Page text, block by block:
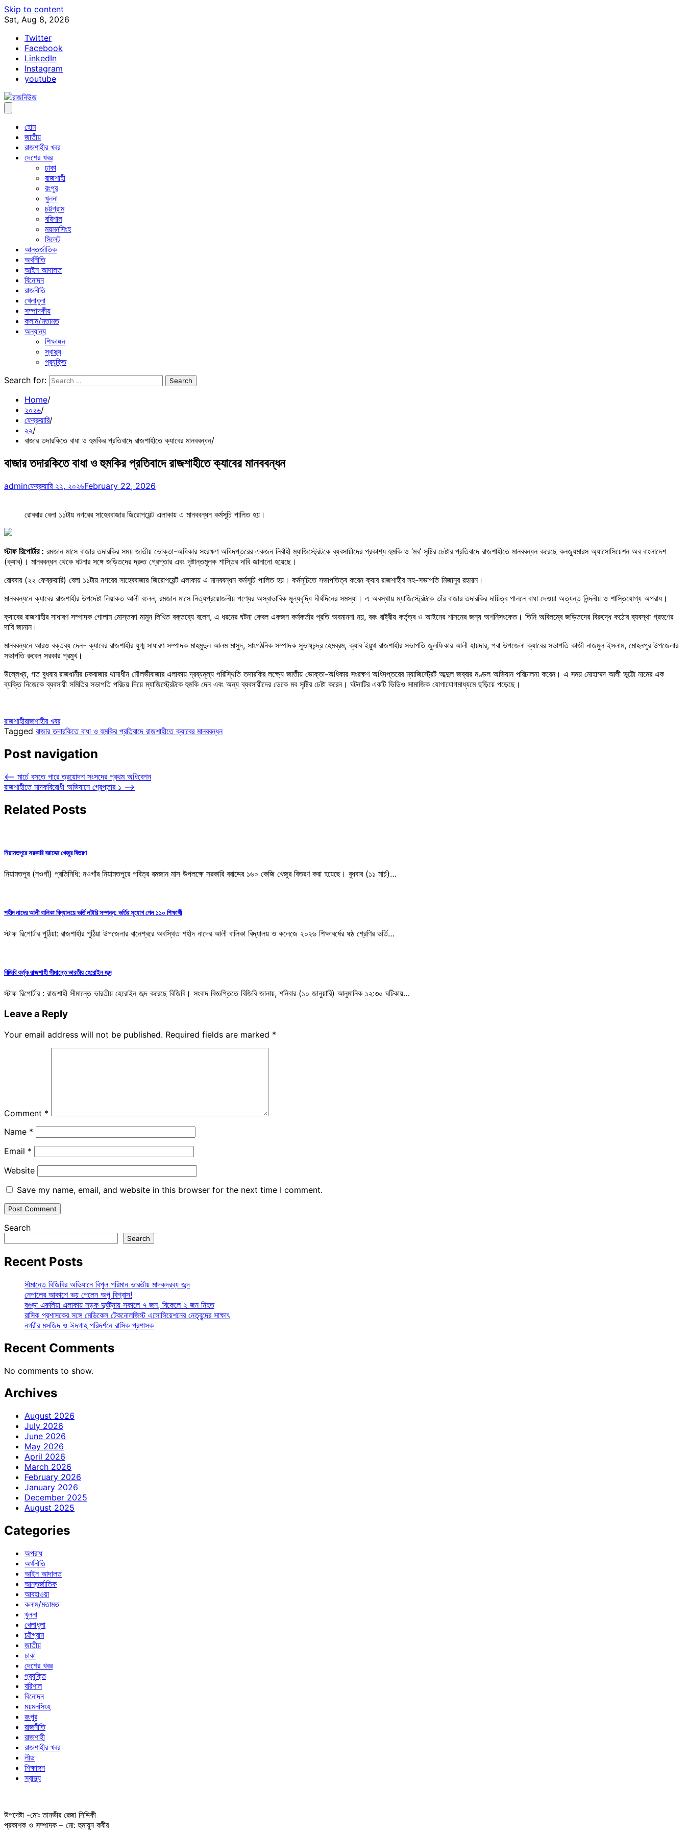
Skip to content
Sat, Aug 8, 2026
Twitter
Facebook
LinkedIn
Instagram
youtube
হোম
জাতীয়
রাজশাহীর খবর
দেশের খবর
ঢাকা
রাজশাহী
রংপুর
খুলনা
চট্টগ্রাম
বরিশাল
ময়মনসিংহ
সিলেট
আন্তর্জাতিক
অর্থনীতি
আইন আদালত
বিনোদন
রাজনীতি
খেলাধুলা
সম্পাদকীয়
কলাম/মতামত
অন্যান্য
শিক্ষাঙ্গন
স্বাস্থ্য
প্রযুক্তি
Search for:
Home
২০২৬
ফেব্রুয়ারি
২২
বাজার তদারকিতে বাধা ও হুমকির প্রতিবাদে রাজশাহীতে ক্যাবের মানববন্ধন
বাজার তদারকিতে বাধা ও হুমকির প্রতিবাদে রাজশাহীতে ক্যাবের মানববন্ধন
adminফেব্রুয়ারি ২২, ২০২৬February 22, 2026
রোববার বেলা ১১টায় নগরের সাহেববাজার জিরোপয়েন্ট এলাকায় এ মানববন্ধন কর্মসূচি পালিত হয়।
স্টাফ রিপোর্টার : রমজান মাসে বাজার তদারকির সময় জাতীয় ভোক্তা-অধিকার সংরক্ষণ অধিদপ্তরের একজন নির্বাহী ম্যাজিস্ট্রেটকে ব্যবসায়ীদের প্রকাশ্য হুমকি ও ‘মব’ সৃষ্টির চেষ্টার প্রতিবাদে রাজশাহীতে মানববন্ধন করেছে কনজ্যুমারস অ্যাসোসিয়েশন অব বাংলাদেশ
(ক্যাব)। মানববন্ধন থেকে ঘটনার সঙ্গে জড়িতদের দ্রুত গ্রেপ্তার এবং দৃষ্টান্তমূলক শাস্তির দাবি জানানো হয়েছে।
রোববার (২২ ফেব্রুয়ারি) বেলা ১১টায় নগরের সাহেববাজার জিরোপয়েন্ট এলাকায় এ মানববন্ধন কর্মসূচি পালিত হয়। কর্মসূচিতে সভাপতিত্ব করেন ক্যাব রাজশাহীর সহ-সভাপতি মিজানুর রহমান।
মানববন্ধনে ক্যাবের রাজশাহীর উপদেষ্টা লিয়াকত আলী বলেন, রমজান মাসে নিত্যপ্রয়োজনীয় পণ্যের অস্বাভাবিক মূল্যবৃদ্ধি দীর্ঘদিনের সমস্যা। এ অবস্থায় ম্যাজিস্ট্রেটকে তাঁর বাজার তদারকির দায়িত্ব পালনে বাধা দেওয়া অত্যন্ত নিন্দনীয় ও শাস্তিযোগ্য অপরাধ।
ক্যাবের রাজশাহীর সাধারণ সম্পাদক গোলাম মোস্তফা মামুন লিখিত বক্তব্যে বলেন, এ ধরনের ঘটনা কেবল একজন কর্মকর্তার প্রতি অবমাননা নয়, বরং রাষ্ট্রীয় কর্তৃত্ব ও আইনের শাসনের জন্য অশনিসংকেত। তিনি অবিলম্বে জড়িতদের বিরুদ্ধে কঠোর ব্যবস্থা গ্রহণের
দাবি জানান।
মানববন্ধনে আরও বক্তব্য দেন- ক্যাবের রাজশাহীর যুগ্ম সাধারণ সম্পাদক মাহমুদুল আলম মাসুদ, সাংগঠনিক সম্পাদক সুভাষচন্দ্র হেমব্রম, ক্যাব ইয়ুথ রাজশাহীর সভাপতি জুলফিকার আলী হায়দার, পবা উপজেলা ক্যাবের সভাপতি কাজী নাজমুল ইসলাম, মোহনপুর উপজেলার
সভাপতি রুবেল সরকার প্রমুখ।
উল্লেখ্য, গত বুধবার রাজধানীর চকবাজার থানাধীন মৌলভীবাজার এলাকায় দ্রব্যমূল্য পরিস্থিতি তদারকির লক্ষ্যে জাতীয় ভোক্তা-অধিকার সংরক্ষণ অধিদপ্তরের ম্যাজিস্ট্রেট আব্দুল জব্বার মণ্ডল অভিযান পরিচালনা করেন। এ সময় মোহাম্মদ আলী ভূট্টো নামের এক
ব্যক্তি নিজেকে ব্যবসায়ী সমিতির সভাপতি পরিচয় দিয়ে ম্যাজিস্ট্রেটকে হুমকি দেন এবং অন্য ব্যবসায়ীদের ডেকে মব সৃষ্টির চেষ্টা করেন। ঘটনাটির একটি ভিডিও সামাজিক যোগাযোগমাধ্যমে ছড়িয়ে পড়েছে।
রাজশাহীরাজশাহীর খবর
Tagged বাজার তদারকিতে বাধা ও হুমকির প্রতিবাদে রাজশাহীতে ক্যাবের মানববন্ধন
Post navigation
⟵ মার্চে বসতে পারে ত্রয়োদশ সংসদের প্রথম অধিবেশন
রাজশাহীতে মাদকবিরোধী অভিযানে গ্রেপ্তার ১ ⟶
Related Posts
নিয়ামতপুরে সরকারি বরাদ্দের খেজুর বিতরণ
নিয়ামতপুর (নওগাঁ) প্রতিনিধি: নওগাঁর নিয়ামতপুরে পবিত্র রমজান মাস উপলক্ষে সরকারি বরাদ্দের ১৬০ কেজি খেজুর বিতরণ করা হয়েছে। বুধবার (১১ মার্চ)…
শহীদ নাদের আলী বালিকা বিদ্যালয়ে ভর্তি লটারি সম্পন্ন: ভর্তির সুযোগ পেল ১১০ শিক্ষার্থী
স্টাফ রিপোর্টার পুঠিয়া: রাজশাহীর পুঠিয়া উপজেলার বানেশ্বরে অবস্থিত শহীদ নাদের আলী বালিকা বিদ্যালয় ও কলেজে ২০২৬ শিক্ষাবর্ষের ষষ্ঠ শ্রেণির ভর্তি…
বিজিবি কর্তৃক রাজশাহী সীমান্তে ভারতীয় হেরোইন জব্দ
স্টাফ রিপোর্টার : রাজশাহী সীমান্তে ভারতীয় হেরোইন জব্দ করেছে বিজিবি। সংবাদ বিজ্ঞপ্তিতে বিজিবি জানায়, শনিবার (১০ জানুয়ারি) আনুমানিক ১২:৩০ ঘটিকায়…
Leave a Reply
Your email address will not be published. Required fields are marked *
Comment *
Name *
Email *
Website
Save my name, email, and website in this browser for the next time I comment.
Search
Search
Recent Posts
সীমান্তে বিজিবির অভিযানে বিপুল পরিমান ভারতীয় মাদকদ্রব্য জব্দ
নেপালের আকাশে ভয় পেলেন অপু বিশ্বাস!
বগুড়া এরুলিয়া এলাকায় সড়ক দুর্ঘট্নায় সকালে ৭ জন, বিকেলে ২ জন নিহত
রাসিক প্রশাসকের সঙ্গে মেডিকেল টেকনোলজিস্ট এসোসিয়েশনের নেতৃবৃন্দের সাক্ষাৎ
নগরীর মসজিদ ও ঈদগাহ পরিদর্শনে রাসিক প্রশাসক
Recent Comments
No comments to show.
Archives
August 2026
July 2026
June 2026
May 2026
April 2026
March 2026
February 2026
January 2026
December 2025
August 2025
Categories
অপরাধ
অর্থনীতি
আইন আদালত
আন্তর্জাতিক
আবহাওয়া
কলাম/মতামত
খুলনা
খেলাধুলা
চট্টগ্রাম
জাতীয়
ঢাকা
দেশের খবর
প্রযুক্তি
বরিশাল
বিনোদন
ময়মনসিংহ
রংপুর
রাজনীতি
রাজশাহী
রাজশাহীর খবর
লীড
শিক্ষাঙ্গন
স্বাস্থ্য
উপদেষ্টা -মোঃ তানভীর রেজা সিদ্দিকী
প্রকাশক ও সম্পাদক – মো: হুমায়ুন কবীর